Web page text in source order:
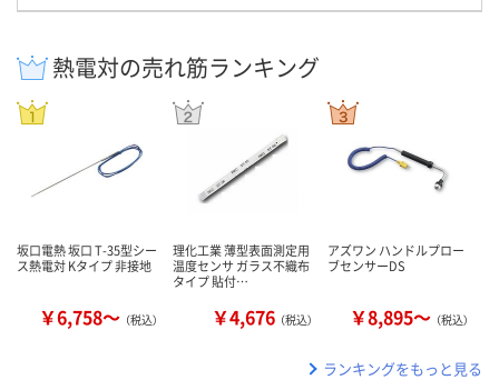
熱電対の売れ筋ランキング
坂口電熱 坂口 T-35型シー
ス熱電対 Kタイプ 非接地
￥6,758～ （税込）
理化工業 薄型表面測定用
温度センサ ガラス不織布
タイプ 貼付…
￥4,676 （税込）
アズワン ハンドルプロー
ブセンサーDS
￥8,895～ （税込）
ランキングをもっと見る